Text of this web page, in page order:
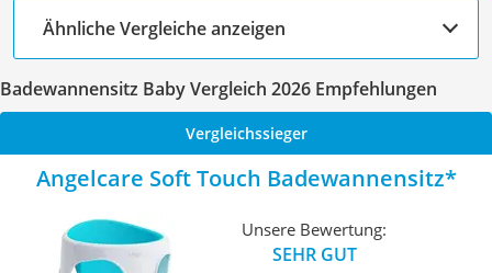
Ähnliche Vergleiche anzeigen
Badewannensitz Baby Vergleich 2026 Empfehlungen
Vergleichssieger
Angelcare Soft Touch Badewannensitz
Unsere Bewertung:
SEHR GUT